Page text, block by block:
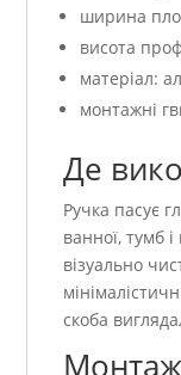
ширина
висота
матеріал:
монтажні
Де
Ручка пасує
ванної, тумб
візуально
скоба